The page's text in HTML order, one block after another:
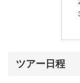
ツアー日程